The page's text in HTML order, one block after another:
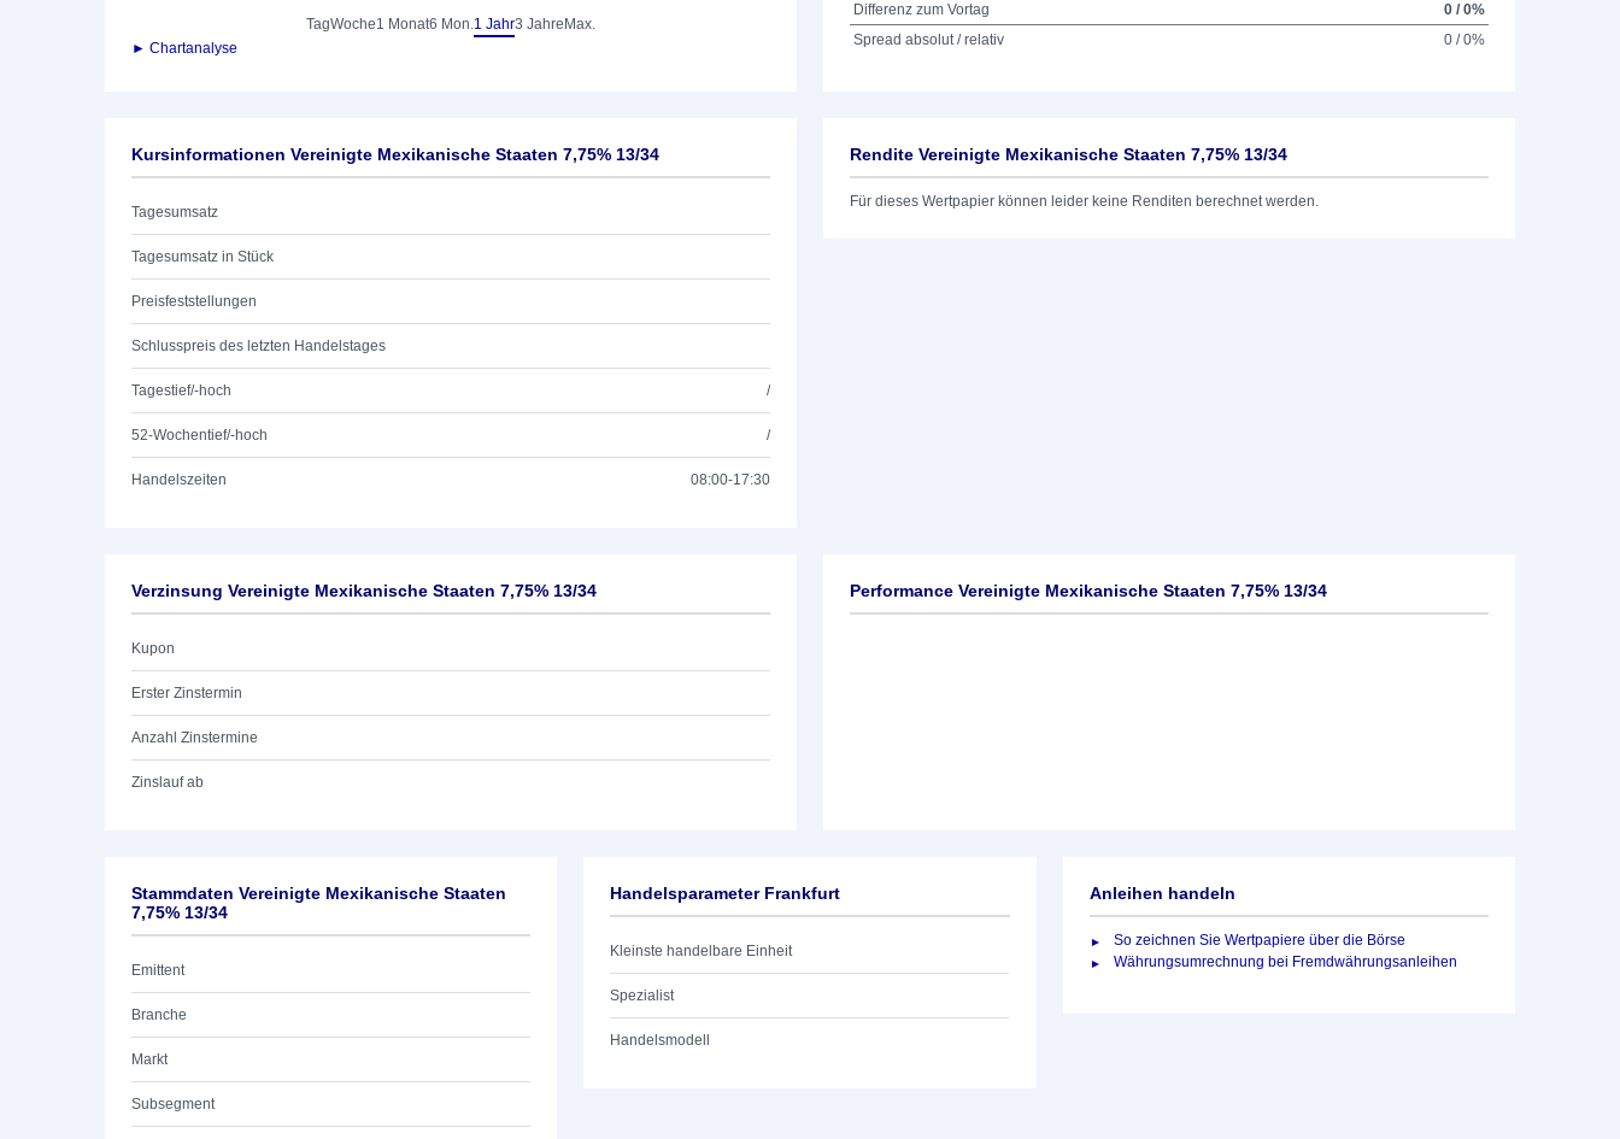
TagWoche1 Monat6 Mon.1 Jahr3 Jahre Max.
► Chartanalyse
Differenz zum Vortag
0 / 0%
Spread absolut / relativ
0 / 0%
Kursinformationen Vereinigte Mexikanische Staaten 7,75% 13/34
Tagesumsatz
Tagesumsatz in Stück
Preisfeststellungen
Schlusspreis des letzten Handelstages
Tagestief/-hoch /
52-Wochentief/-hoch /
Handelszeiten 08:00-17:30
Rendite Vereinigte Mexikanische Staaten 7,75% 13/34
Für dieses Wertpapier können leider keine Renditen berechnet werden.
Verzinsung Vereinigte Mexikanische Staaten 7,75% 13/34
Kupon
Erster Zinstermin
Anzahl Zinstermine
Zinslauf ab
Performance Vereinigte Mexikanische Staaten 7,75% 13/34
Stammdaten Vereinigte Mexikanische Staaten
7,75% 13/34
Emittent
Branche
Markt
Subsegment
Handelsparameter Frankfurt
Kleinste handelbare Einheit
Spezialist
Handelsmodell
Anleihen handeln
So zeichnen Sie Wertpapiere über die Börse
Währungsumrechnung bei Fremdwährungsanleihen